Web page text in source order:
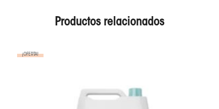
Productos relacionados
¡OFERTA!